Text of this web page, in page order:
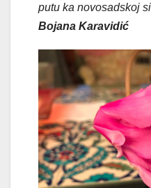
putu ka novosadskoj
Bojana Karavidić